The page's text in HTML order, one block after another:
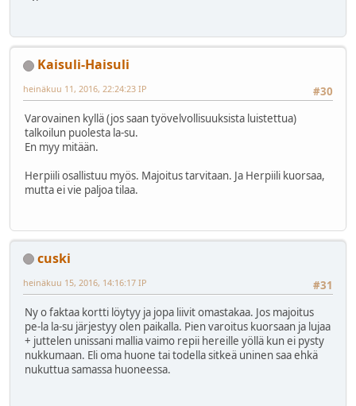
Kaisuli-Haisuli
#30
heinäkuu 11, 2016, 22:24:23 IP
Varovainen kyllä (jos saan työvelvollisuuksista luistettua)
talkoilun puolesta la-su.
En myy mitään.
Herpiili osallistuu myös. Majoitus tarvitaan. Ja Herpiili kuorsaa,
mutta ei vie paljoa tilaa.
cuski
#31
heinäkuu 15, 2016, 14:16:17 IP
Ny o faktaa kortti löytyy ja jopa liivit omastakaa. Jos majoitus
pe-la la-su järjestyy olen paikalla. Pien varoitus kuorsaan ja lujaa
+ juttelen unissani mallia vaimo repii hereille yöllä kun ei pysty
nukkumaan. Eli oma huone tai todella sitkeä uninen saa ehkä
nukuttua samassa huoneessa.